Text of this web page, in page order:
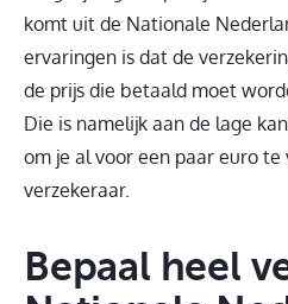
komt uit de Nationale
ervaringen is dat de
de prijs die betaald moet
Die is namelijk aan de lage
om je al voor een paar euro
verzekeraar.
Bepaal heel